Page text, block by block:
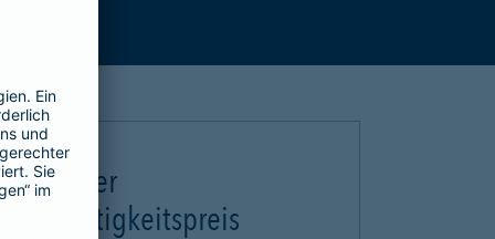
Deutscher
Nachhaltigkeitspreis